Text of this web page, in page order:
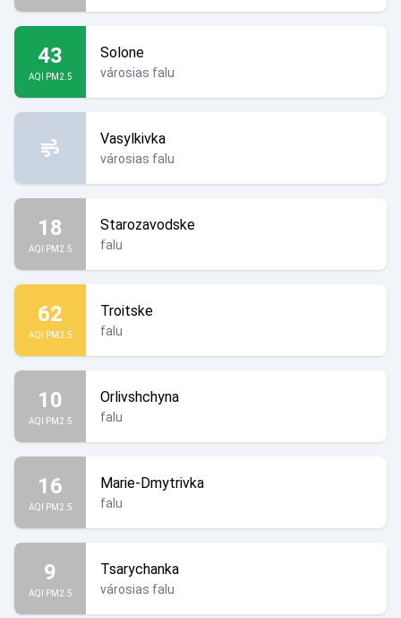
43
AQI PM2.5
Solone
városias falu
Vasylkivka
városias falu
18
AQI PM2.5
Starozavodske
falu
62
AQI PM2.5
Troitske
falu
10
AQI PM2.5
Orlivshchyna
falu
16
AQI PM2.5
Marie-Dmytrivka
falu
9
AQI PM2.5
Tsarychanka
városias falu